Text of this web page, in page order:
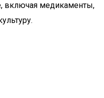
включая медикаменты,